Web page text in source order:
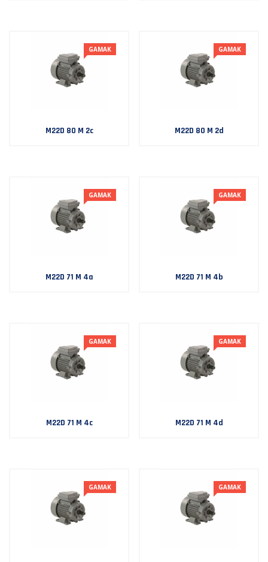
GAMAK
M22D 80 M 2c
GAMAK
M22D 80 M 2d
GAMAK
M22D 71 M 4a
GAMAK
M22D 71 M 4b
GAMAK
M22D 71 M 4c
GAMAK
M22D 71 M 4d
GAMAK GAMAK